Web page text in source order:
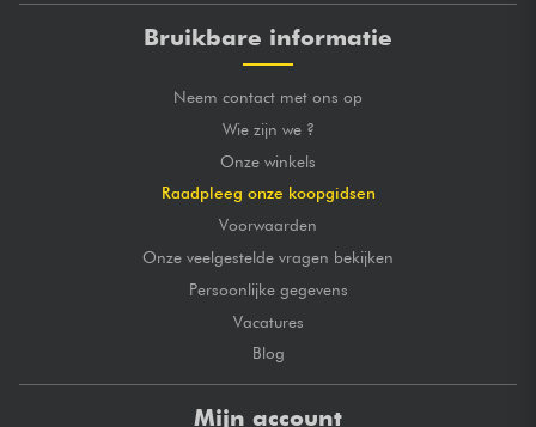
Bruikbare informatie
Neem contact met ons op
Wie zijn we ?
Onze winkels
Raadpleeg onze koopgidsen
Voorwaarden
Onze veelgestelde vragen bekijken
Persoonlijke gegevens
Vacatures
Blog
Mijn account